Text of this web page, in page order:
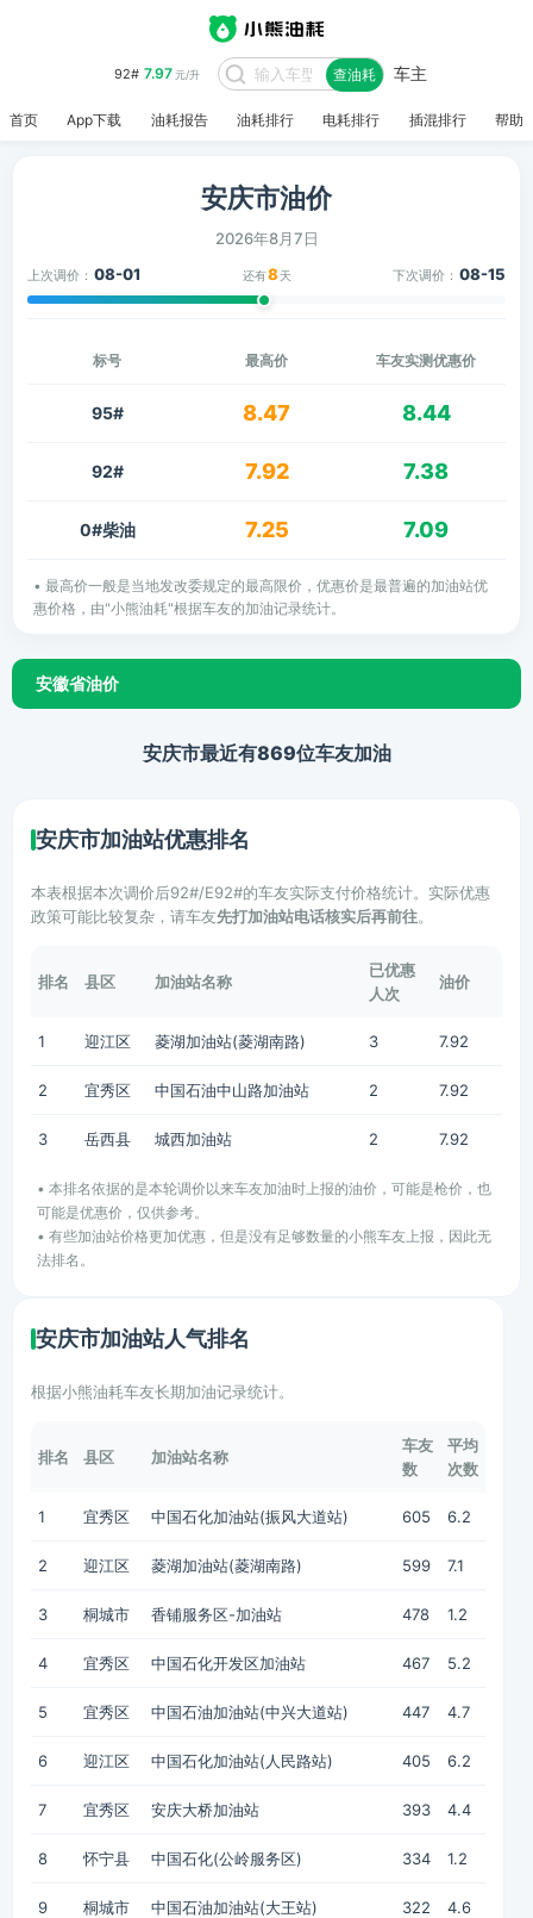
92# 7.97元/升 查油耗 车主
首页 App下载 油耗报告 油耗排行 电耗排行 插混排行 帮助
安庆市油价
2026年8月7日
上次调价： 08-01 还有8 天 下次调价： 08-15
标号 最高价 车友实测优惠价
95# 8.47 8.44
92# 7.92 7.38
0#柴油 7.25 7.09
• 最高价一般是当地发改委规定的最高限价，优惠价是最普遍的加油站优
惠价格，由"小熊油耗"根据车友的加油记录统计。
安徽省油价
安庆市最近有869位车友加油
安庆市加油站优惠排名
本表根据本次调价后92#/E92#的车友实际支付价格统计。实际优惠
政策可能比较复杂，请车友先打加油站电话核实后再前往。
排名 县区 加油站名称
已优惠
人次
油价
1 迎江区 菱湖加油站(菱湖南路) 3 7.92
2 宜秀区 中国石油中山路加油站 2 7.92
3 岳西县 城西加油站 2 7.92
• 本排名依据的是本轮调价以来车友加油时上报的油价，可能是枪价，也
可能是优惠价，仅供参考。
• 有些加油站价格更加优惠，但是没有足够数量的小熊车友上报，因此无
法排名。
安庆市加油站人气排名
根据小熊油耗车友长期加油记录统计。
排名 县区 加油站名称
车友
数
平均
次数
1 宜秀区 中国石化加油站(振风大道站) 605 6.2
2 迎江区 菱湖加油站(菱湖南路) 599 7.1
3 桐城市 香铺服务区-加油站 478 1.2
4 宜秀区 中国石化开发区加油站 467 5.2
5 宜秀区 中国石油加油站(中兴大道站) 447 4.7
6 迎江区 中国石化加油站(人民路站) 405 6.2
7 宜秀区 安庆大桥加油站 393 4.4
8 怀宁县 中国石化(公岭服务区) 334 1.2
9 桐城市 中国石油加油站(大王站) 322 4.6